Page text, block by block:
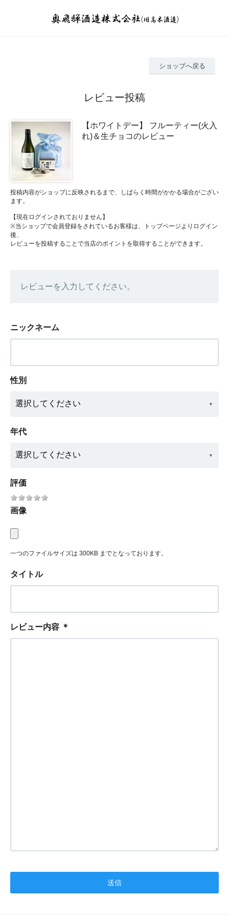
ショップへ戻る
レビュー投稿
【ホワイトデー】 フルーティー(火入
れ)＆生チョコのレビュー
投稿内容がショップに反映されるまで、しばらく時間がかかる場合がござい
ます。
【現在ログインされておりません】
※当ショップで会員登録をされているお客様は、トップページよりログイン
後、
レビューを投稿することで当店のポイントを取得することができます。
レビューを入力してください。
ニックネーム
性別
年代
評価
画像
一つのファイルサイズは 300KB までとなっております。
タイトル
レビュー内容 ＊